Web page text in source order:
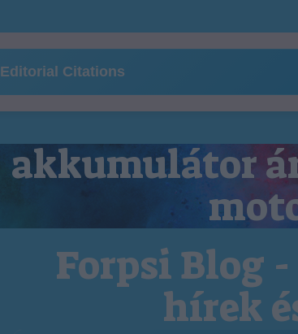
Editorial Citations
akkumulátor
Forpsi Blog
hírek